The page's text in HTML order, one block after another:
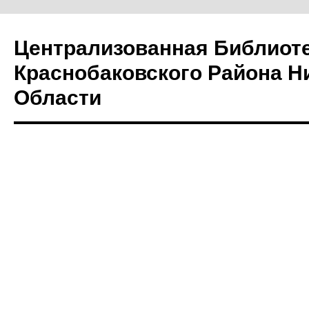
Централизованная
Краснобаковского Района
Области